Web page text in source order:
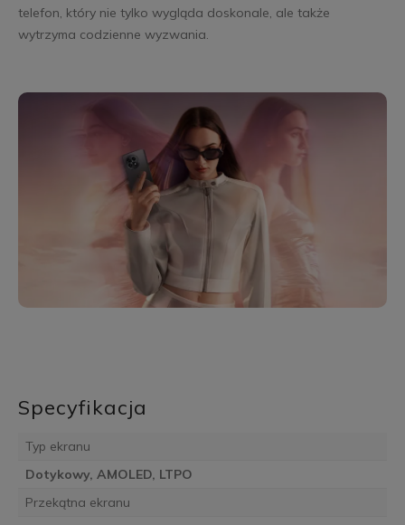
telefon, który nie tylko wygląda doskonale, ale także
wytrzyma codzienne wyzwania.
Specyfikacja
Typ ekranu
Dotykowy, AMOLED, LTPO
Przekątna ekranu